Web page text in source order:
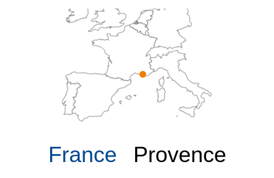
France Provence